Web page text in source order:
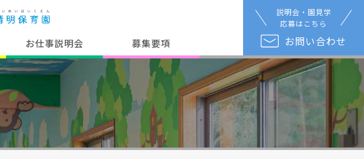
お仕事説明会 募集要項
説明会・園見学
応募はこちら
お問い合わせ